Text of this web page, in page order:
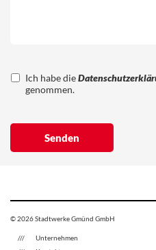
Ich habe die
genommen.
© 2026 Stadtwerke Gmünd GmbH
Unternehmen